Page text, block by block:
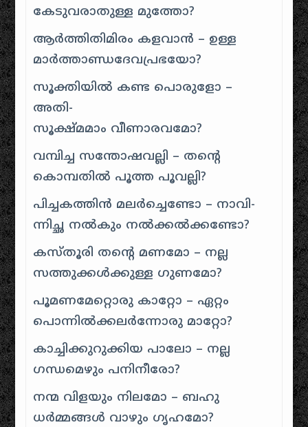
കേടുവരാതുള്ള മുത്തോ?
ആർത്തിതിമിരം കളവാൻ – ഉള്ള
മാർത്താണ്ഡദേവപ്രഭയോ?
സൂക്തിയിൽ കണ്ട പൊരുളോ –
അതി-
സൂക്ഷ്മമാം വീണാരവമോ?
വമ്പിച്ച സന്തോഷവല്ലി – തന്റെ
കൊമ്പതിൽ പൂത്ത പൂവല്ലി?
പിച്ചകത്തിൻ മലർച്ചെണ്ടോ – നാവി-
ന്നിച്ഛ നൽകും നൽക്കൽക്കണ്ടോ?
കസ്തൂരി തന്റെ മണമോ – നല്ല
സത്തുക്കൾക്കുള്ള ഗുണമോ?
പൂമണമേറ്റൊരു കാറ്റോ – ഏറ്റം
പൊന്നിൽക്കലർന്നോരു മാറ്റോ?
കാച്ചിക്കുറുക്കിയ പാലോ – നല്ല
ഗന്ധമെഴും പനിനീരോ?
നന്മ വിളയും നിലമോ – ബഹു
ധർമ്മങ്ങൾ വാഴും ഗൃഹമോ?